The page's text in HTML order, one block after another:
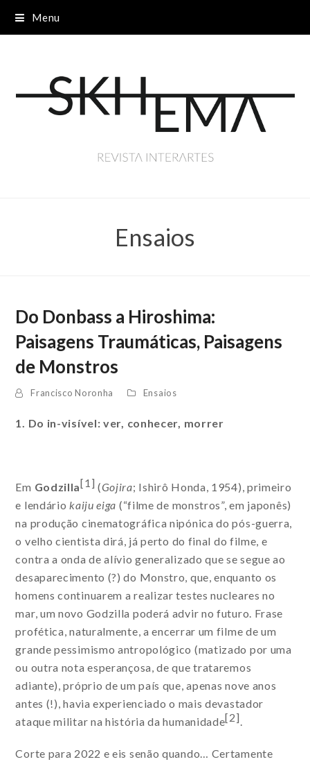
Menu
Ensaios
Do Donbass a Hiroshima:
Paisagens Traumáticas, Paisagens
de Monstros
Francisco Noronha Ensaios
1. Do in-visível: ver, conhecer, morrer
Em Godzilla[1] (Gojira; Ishirô Honda, 1954), primeiro
e lendáriokaiju eiga (“filme de monstros”, em japonês)
na produção cinematográfica nipónica do pós-guerra,
o velho cientista dirá, já perto do final do filme, e
contra a onda de alívio generalizado que se segue ao
desaparecimento (?) do Monstro, que, enquanto os
homens continuarem a realizar testes nucleares no
mar, um novo Godzilla poderá advir no futuro. Frase
profética, naturalmente, a encerrar um filme de um
grande pessimismo antropológico (matizado por uma
ou outra nota esperançosa, de que trataremos
adiante), próprio de um país que, apenas nove anos
antes (!), havia experienciado o mais devastador
ataque militar na história da humanidade[2].
Corte para 2022 e eis senão quando… Certamente